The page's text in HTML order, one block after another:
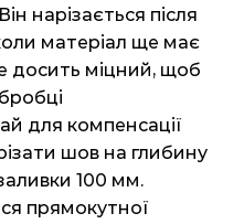
нарізається після
матеріал ще має
досить міцний, щоб
для компенсації
шов на глибину
100 мм.
прямокутної